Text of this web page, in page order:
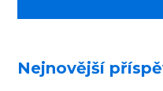
Nejnovější